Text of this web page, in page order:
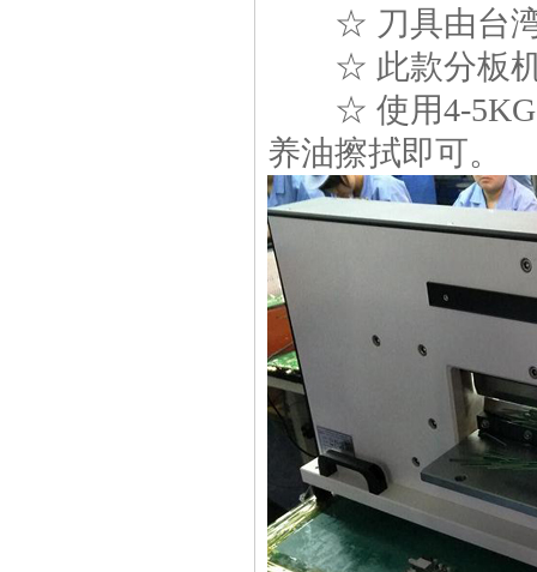
☆ 刀具由台湾
☆ 此款分板机
☆ 使用4-5KG
养油擦拭即可。